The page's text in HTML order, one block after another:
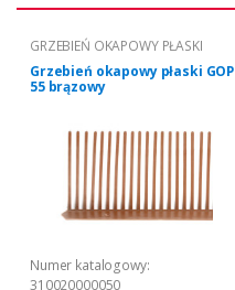
GRZEBIEŃ OKAPOWY PŁASKI
Grzebień okapowy płaski GOP
55 brązowy
Numer katalogowy:
310020000050